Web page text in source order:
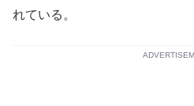
れている。